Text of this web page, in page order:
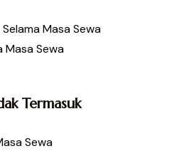
Masa Sewa
Masa Sewa
Termasuk
Sewa